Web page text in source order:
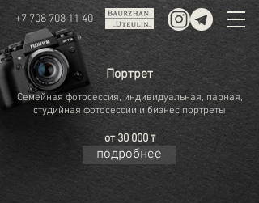
+7 708 708 11 40
Портрет
Семейная фотосессия, индивидуальная, парная,
студийная фотосессии и бизнес портреты
от 30 000 ₸
подробнее